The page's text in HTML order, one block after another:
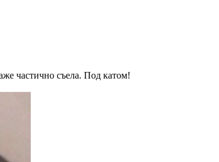
частично съела. Под катом!